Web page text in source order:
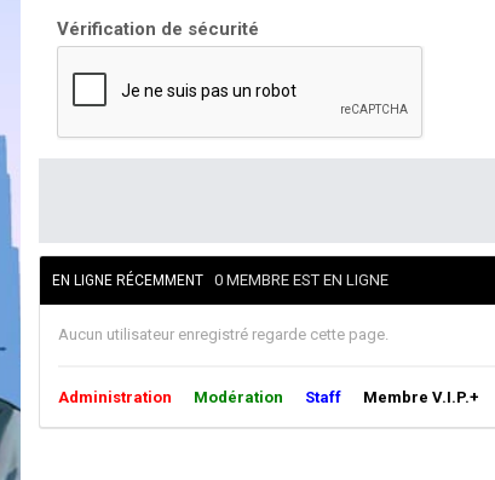
Vérification de sécurité
EN LIGNE RÉCEMMENT 0 MEMBRE EST EN LIGNE
Aucun utilisateur enregistré regarde cette page.
Administration Modération Staff Membre V.I.P.+